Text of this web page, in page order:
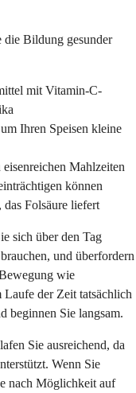
die Bildung gesunder
mit Vitamin-C-
Ihren Speisen kleine
Mahlzeiten
können
Folsäure liefert
sich über den Tag
und überfordern
wie
Laufe der Zeit tatsächlich
beginnen Sie langsam.
Sie ausreichend, da
Wenn Sie
nach Möglichkeit auf